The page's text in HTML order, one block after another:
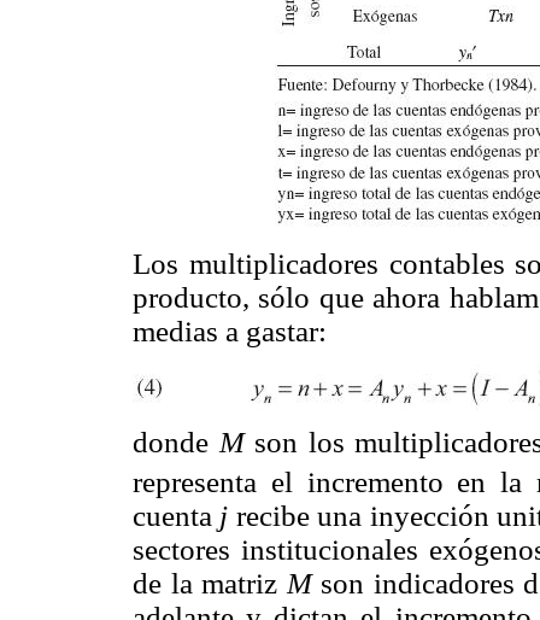
Los multiplicadores contables
producto, sólo que ahora
medias a gastar:
donde M son los
representa el incremento en
cuenta j recibe una inyección
sectores institucionales
de la matriz M son indicadores